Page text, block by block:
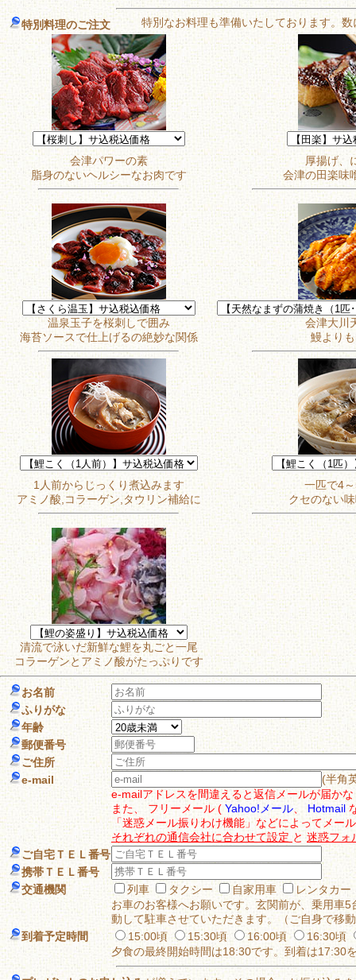
特別料理のご注文 特別なお料理も準備いたしております。
会津パワーの素
脂身のないヘルシーなお肉です
厚揚げ、
会津の田楽味
温泉玉子を桜刺しで囲み
海苔ソースで仕上げるの絶妙な関係
会津大川
鰻より
1人前からじっくり煮込みます
アミノ酸,コラーゲン,タウリン補給に
一匹で4
クセのない
清流で泳いだ新鮮な鯉を丸ごと一尾
コラーゲンとアミノ酸がたっぷりです
お名前
ふりがな
年齢
郵便番号
ご住所
e-mail
(半角
e-mailアドレスを間違えると返信メールが届か
また、 フリーメール (Yahoo!メール Hotmail
「迷惑メール振りわけ機能」などによってメー
それぞれの通信会社に合わせて設定 と 迷惑フォ
ご自宅ＴＥＬ番号
携帯ＴＥＬ番号
交通機関
列車 タクシー 自家用車
レンタカー
お車のお客様へお願いです。玄関前が、乗用車
動して駐車させていただきます。（ご自身で移
到着予定時間
15:00頃 15:30頃 16:00頃
16:30頃
夕食の最終開始時間は18:30です。到着は17:30